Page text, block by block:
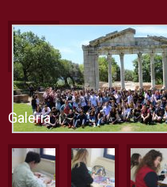
Galeria